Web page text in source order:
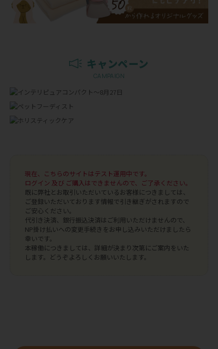
キャンペーン
CAMPAIGN
現在、こちらのサイトはテスト運用中です。
ログイン 及び ご購入はできませんので、ご了承ください。
既に弊社とお取引いただいているお客様につきましては、
ご登録いただいております情報で引き継ぎがされますので
ご安心ください。
代引き決済、銀行振込決済はご利用いただけませんので、
NP掛け払いへの変更手続きをお申し込みいただけましたら
幸いです。
本稼働につきましては、詳細が決まり次第にご案内をいた
します。どうぞよろしくお願いいたします。